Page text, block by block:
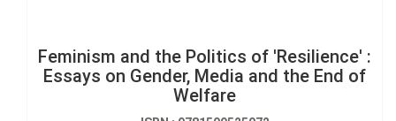
Feminism and the Politics of 'Resilience' :
Essays on Gender, Media and the End of
Welfare